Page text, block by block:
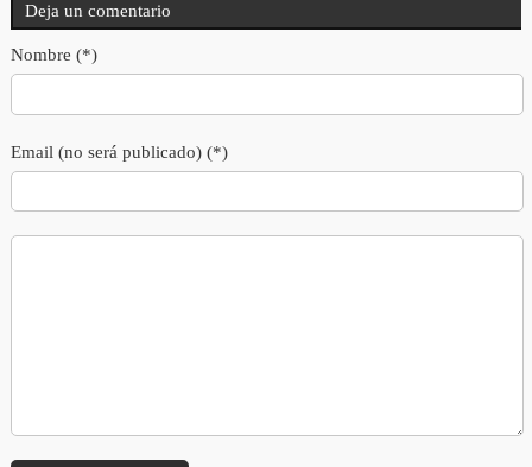
Deja un comentario
Nombre (*)
Email (no será publicado) (*)